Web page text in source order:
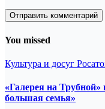
You missed
Культура и досуг
«Галерея на
большая семья»